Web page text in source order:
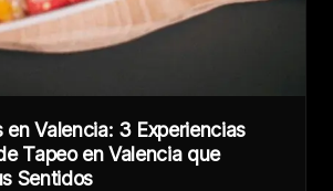
en Valencia: 3 Experiencias
Tapeo en Valencia que
Sentidos